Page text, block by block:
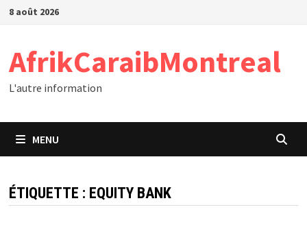
Passer
8 août 2026
AfrikCaraibMontreal
L'autre information
MENU
ÉTIQUETTE : EQUITY BANK